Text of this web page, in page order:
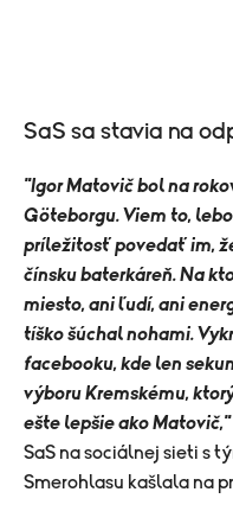
SaS sa stavia na
"Igor Matovič bol na
Göteborgu. Viem to,
príležitosť povedať im,
čínsku baterkáreň. Na
miesto, ani ľudí, ani
tíško šúchal nohami.
facebooku, kde len
výboru Kremskému,
ešte lepšie ako Matovič,"
SaS na sociálnej sieti s
Smerohlasu kašlala na